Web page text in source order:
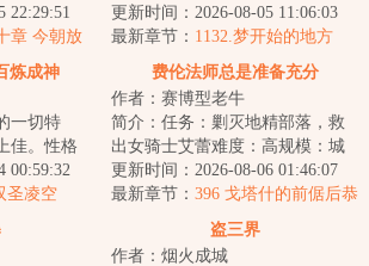
。携百折
22:29:51
章 今朝放
更新时间：2026-08-05 11:06:03
最新章节： 1132.梦开始的地方
炼成神
一切特
佳。性格
穿越到这
00:59:32
圣凌空
费伦法师总是准备充分
作者：赛博型老牛
简介：任务：剿灭地精部落，救
出女骑士艾蕾难度：高规模：城
邦级当前成功率：%基础奖励：智
力属性提示：...
更新时间：2026-08-06 01:46:07
最新章节： 396 戈塔什的前倨后恭
盗三界
作者：烟火成城